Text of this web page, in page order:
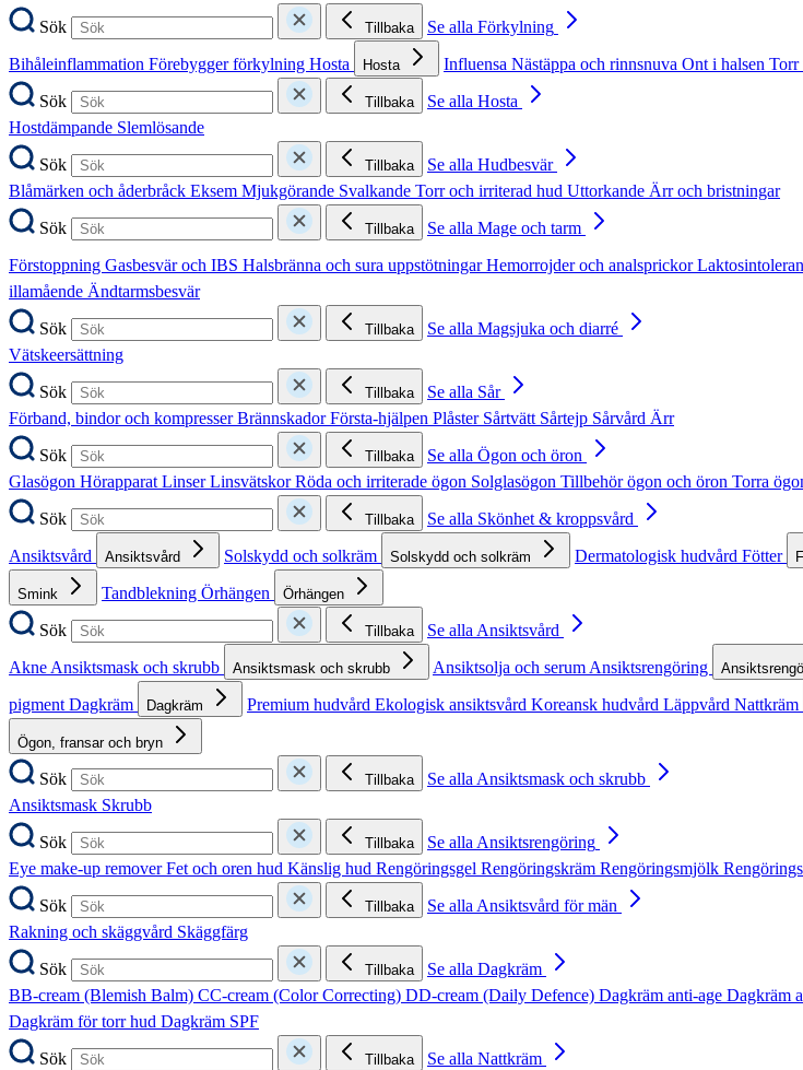
Sök
Tillbaka
Se alla Förkylning
Bihåleinflammation Förebygger förkylning Hosta Hosta Influensa Nästäppa och rinnsnuva Ont i halsen Torr
Sök
Tillbaka
Se alla Hosta
Hostdämpande Slemlösande
Sök
Tillbaka
Se alla Hudbesvär
Blåmärken och åderbråck Eksem Mjukgörande Svalkande Torr och irriterad hud Uttorkande Ärr och bristningar
Sök
Tillbaka
Se alla Mage och tarm
Förstoppning Gasbesvär och IBS Halsbränna och sura uppstötningarHemorrojder och analsprickor
illamående Ändtarmsbesvär
Sök
Tillbaka
Se alla Magsjuka och diarré
Vätskeersättning
Sök
Tillbaka
Se alla Sår
Förband, bindor och kompresserBrännskadorFörsta-hjälpen Plåster Sårtvätt Sårtejp Sårvård Ärr
Sök
Tillbaka
Se alla Ögon och öron
Glasögon Hörapparat LinserLinsvätskorRöda och irriterade ögon Solglasögon Tillbehör ögon och öron Torra
Sök
Tillbaka
Se alla Skönhet & kroppsvård
Ansiktsvård
Ansiktsvård Solskydd och solkräm Solskydd och solkräm Dermatologisk hudvård Fötter
Smink Tandblekning Örhängen Örhängen
Sök Tillbaka
Se alla Ansiktsvård
Akne Ansiktsmask och skrubb Ansiktsmask och skrubb Ansiktsolja och serum Ansiktsrengöring
pigment Dagkräm Dagkräm Premium hudvård Ekologisk ansiktsvård Koreansk hudvård Läppvård Nattkräm
Ögon, fransar och bryn
Sök Tillbaka
Se alla Ansiktsmask och skrubb
Ansiktsmask Skrubb
Sök
Tillbaka
Se alla Ansiktsrengöring
Eye make-up removerFet och oren hud Känslig hud Rengöringsgel Rengöringskräm Rengöringsmjölk
Sök
Tillbaka
Se alla Ansiktsvård för män
Rakning och skäggvård Skäggfärg
Sök
Tillbaka
Se alla Dagkräm
BB-cream (Blemish Balm) CC-cream (Color Correcting) DD-cream (Daily Defence) Dagkräm anti-age Dagkräm
Dagkräm för torr hud Dagkräm SPF
Sök
Tillbaka
Se alla Nattkräm